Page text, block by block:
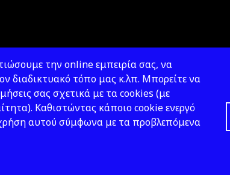
την online εμπειρία σας, να
διαδικτυακό τόπο μας κ.λπ. Μπορείτε να
σας σχετικά με τα cookies (με
Καθιστώντας κάποιο cookie ενεργό
αυτού σύμφωνα με τα προβλεπόμενα